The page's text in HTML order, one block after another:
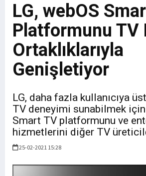
LG, webOS
Platformunu TV
Ortaklıklarıyla
Genişletiyor
LG, daha fazla kullanıcıya
TV deneyimi sunabilmek
Smart TV platformunu ve
hizmetlerini diğer TV
25-02-2021 15:28